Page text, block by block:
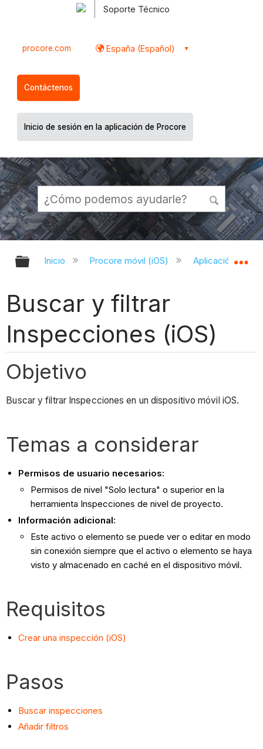
Soporte Técnico
procore.com España (Español)
Contáctenos
Inicio de sesión en la aplicación de Procore
Expandir/contraer jerarquía global
Inicio Procore móvil (iOS) Aplicación
Buscar y filtrar
Inspecciones (iOS)
Objetivo
Buscar y filtrar Inspecciones en un dispositivo móvil iOS.
Temas a considerar
Permisos de usuario necesarios:
Permisos de nivel "Solo lectura" o superior en la
herramienta Inspecciones de nivel de proyecto.
Información adicional:
Este activo o elemento se puede ver o editar en modo
sin conexión siempre que el activo o elemento se haya
visto y almacenado en caché en el dispositivo móvil.
Requisitos
Crear una inspección (iOS)
Pasos
Buscar inspecciones
Añadir filtros